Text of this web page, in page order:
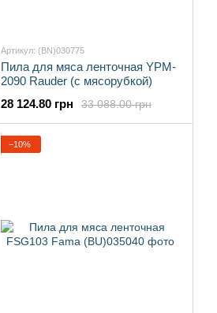
Артикул: (BN)030775
Пила для мяса ленточная YPM-
2090 Rauder (с мясорубкой)
33 088.00 грн
28 124.80 грн
−10%